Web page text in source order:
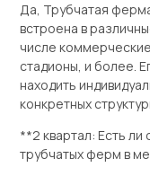
Да, Трубчатая
встроена в
числе
стадионы, и более.
находить
конкретных
**2 квартал: Есть
трубчатых ферм в